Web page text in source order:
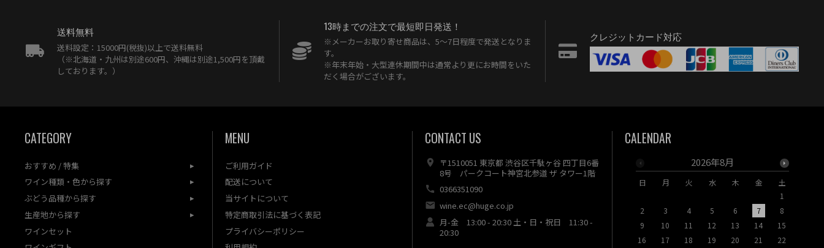
送料無料
送料設定：15000円(税抜)以上で送料無料
（※北海道・九州は別途600円、沖縄は別途1,500円を頂戴
しております。）
13時までの注文で最短即日発送！
※メーカーお取り寄せ商品は、5〜7日程度で発送となりま
す。
※年末年始・大型連休期間中は通常より更にお時間をいた
だく場合がございます。
クレジットカード対応
CATEGORY
おすすめ / 特集
ワイン種類・色から探す
ぶどう品種から探す
生産地から探す
ワインセット
MENU
ご利用ガイド
配送について
当サイトについて
特定商取引法に基づく表記
プライバシーポリシー
CONTACT US
〒1510051 東京都 渋谷区千駄ヶ谷 四丁目6番
8号 パークコート神宮北参道 ザ タワー1階
0366351090
wine.ec@huge.co.jp
月-金 13:00 - 20:30 土・日・祝日 11:30 -
20:30
CALENDAR
2026年8月
日 月 火 水 木 金
土
1
2
3 4 5 6 7
8
9
10 11 12 13 14
15
16
17 18 19 20 21 22